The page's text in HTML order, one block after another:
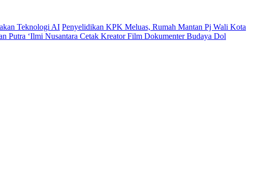
Teknologi AI Penyelidikan KPK Meluas, Rumah Mantan Pj Wali Kota
Putra ‘Ilmi Nusantara Cetak Kreator Film Dokumenter Budaya Dol